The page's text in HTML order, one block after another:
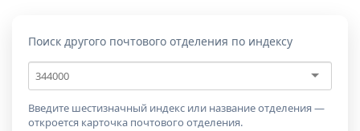
Поиск другого почтового отделения по индексу
Почтовый
индекс
Введите шестизначный индекс или название отделения —
откроется карточка почтового отделения.